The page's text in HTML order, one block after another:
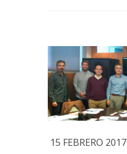
15 FEBRERO 2017